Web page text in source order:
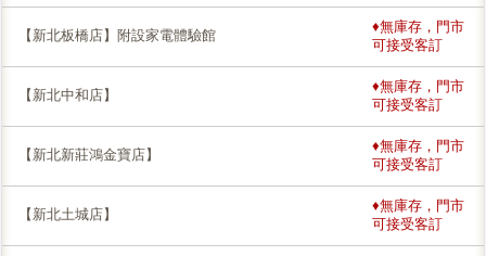
【新北板橋店】附設家電體驗館
♦無庫存，門市
可接受客訂
【新北中和店】
♦無庫存，門市
可接受客訂
【新北新莊鴻金寶店】
♦無庫存，門市
可接受客訂
【新北土城店】
♦無庫存，門市
可接受客訂